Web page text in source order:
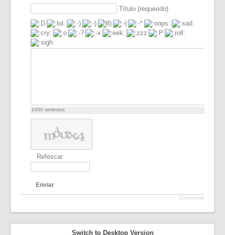
Título (requerido)
1000 simbolos
Refescar
Enviar
JComments
Switch to Desktop Version